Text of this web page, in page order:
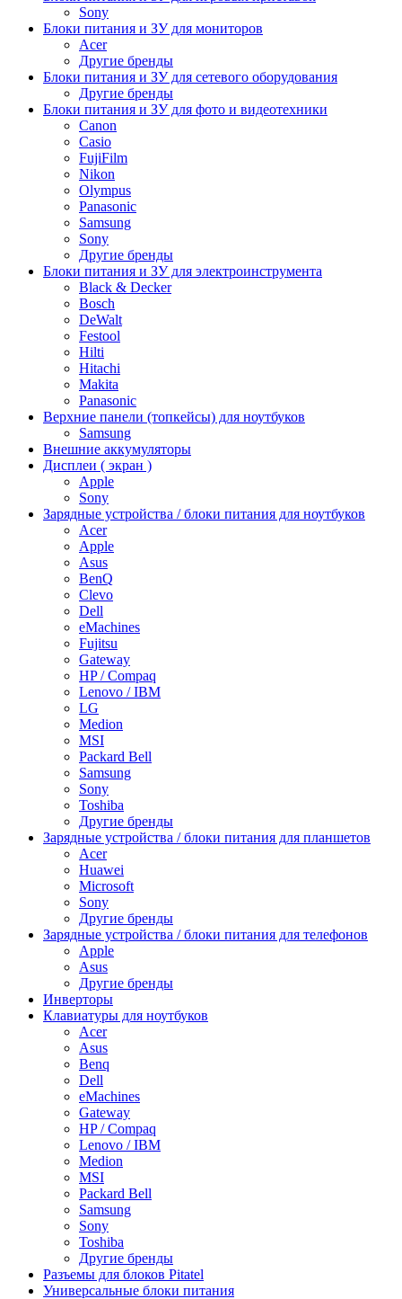
Sony
Блоки питания и ЗУ для мониторов
Acer
Другие бренды
Блоки питания и ЗУ для сетевого оборудования
Другие бренды
Блоки питания и ЗУ для фото и видеотехники
Canon
Casio
FujiFilm
Nikon
Olympus
Panasonic
Samsung
Sony
Другие бренды
Блоки питания и ЗУ для электроинструмента
Black & Decker
Bosch
DeWalt
Festool
Hilti
Hitachi
Makita
Panasonic
Верхние панели (топкейсы) для ноутбуков
Samsung
Внешние аккумуляторы
Дисплеи ( экран )
Apple
Sony
Зарядные устройства / блоки питания для ноутбуков
Acer
Apple
Asus
BenQ
Clevo
Dell
eMachines
Fujitsu
Gateway
HP / Compaq
Lenovo / IBM
LG
Medion
MSI
Packard Bell
Samsung
Sony
Toshiba
Другие бренды
Зарядные устройства / блоки питания для планшетов
Acer
Huawei
Microsoft
Sony
Другие бренды
Зарядные устройства / блоки питания для телефонов
Apple
Asus
Другие бренды
Инверторы
Клавиатуры для ноутбуков
Acer
Asus
Benq
Dell
eMachines
Gateway
HP / Compaq
Lenovo / IBM
Medion
MSI
Packard Bell
Samsung
Sony
Toshiba
Другие бренды
Разъемы для блоков Pitatel
Универсальные блоки питания